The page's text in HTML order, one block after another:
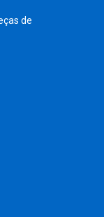
de